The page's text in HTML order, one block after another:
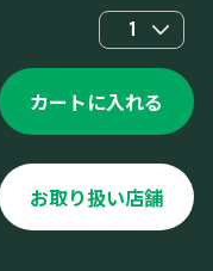
1
カートに入れる
お取り扱い店舗